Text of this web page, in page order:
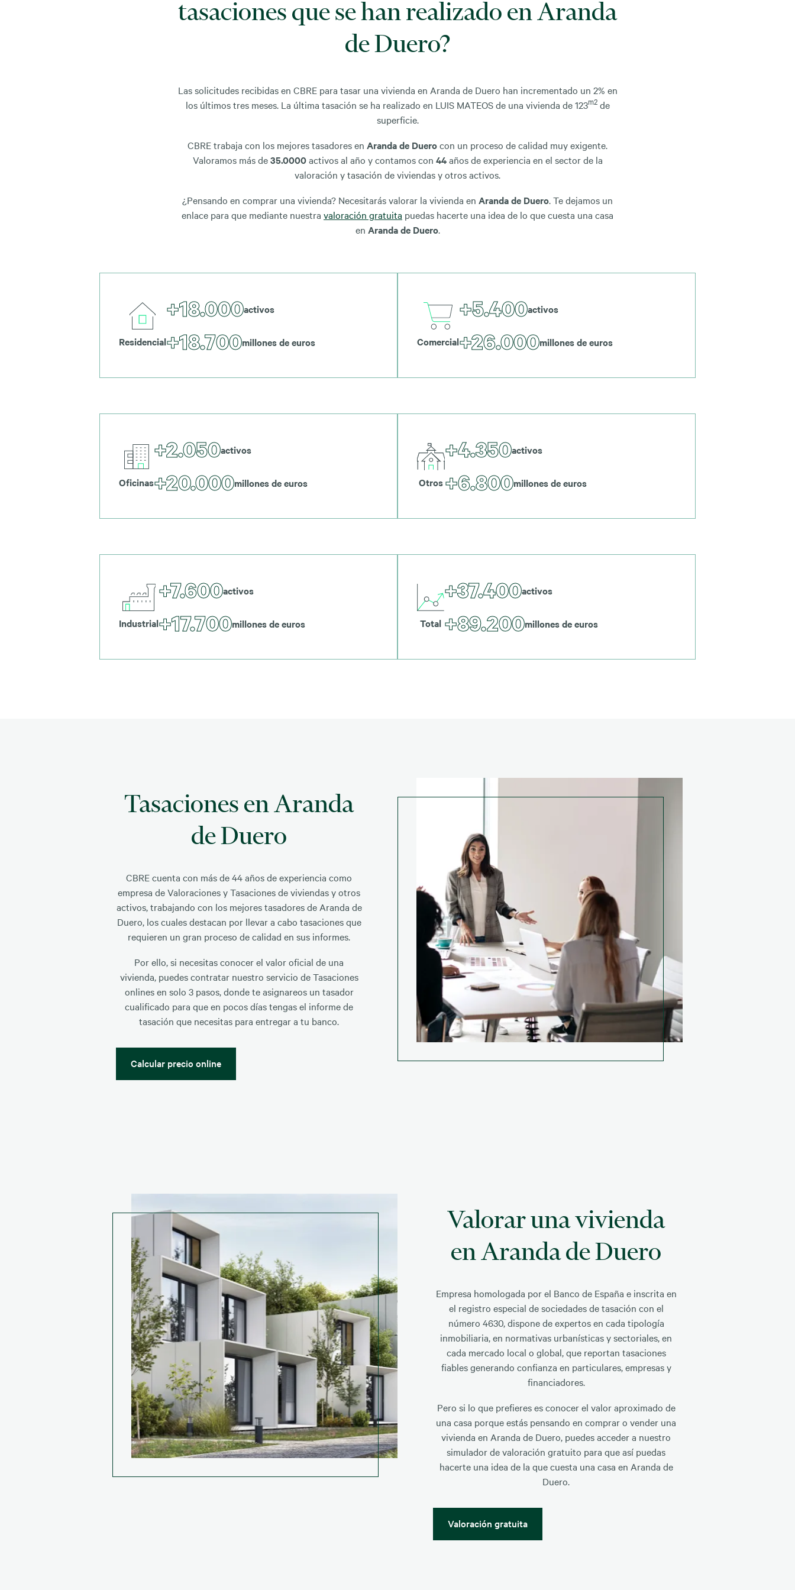
tasaciones que se han realizado en Aranda
de Duero?
Las solicitudes recibidas en CBRE para tasar una vivienda en Aranda de Duero han incrementado un 2% en
los últimos tres meses. La última tasación se ha realizado en LUIS MATEOS de una vivienda de 123m2de
superficie.
CBRE trabaja con los mejores tasadores en Aranda de Duerocon un proceso de calidad muy exigente.
Valoramos más de35.0000activos al año y contamos con 44años de experiencia en el sector de la
valoración y tasación de viviendas y otros activos.
¿Pensando en comprar una vivienda? Necesitarás valorar la vivienda en Aranda de Duero. Te dejamos un
enlace para que mediante nuestra valoración gratuita puedas hacerte una idea de lo que cuesta una casa
en Aranda de Duero.
Residencial
+18.000activos
+18.700millones de euros Comercial
+5.400activos
+26.000millones de euros
Oficinas
+2.050activos
+20.000millones de euros Otros
+4.350activos
+6.800millones de euros
Industrial
+7.600activos
+17.700millones de euros Total
+37.400activos
+89.200millones de euros
Tasaciones en Aranda
de Duero
CBRE cuenta con más de 44 años de experiencia como
empresa de Valoraciones y Tasaciones de viviendas y otros
activos, trabajando con los mejores tasadores de Aranda de
Duero, los cuales destacan por llevar a cabo tasaciones que
requieren un gran proceso de calidad en sus informes.
Por ello, si necesitas conocer el valor oficial de una
vivienda, puedes contratar nuestro servicio de Tasaciones
onlines en solo 3 pasos, donde te asignareos un tasador
cualificado para que en pocos días tengas el informe de
tasación que necesitas para entregar a tu banco.
Calcular precio online
Valorar una vivienda
en Aranda de Duero
Empresa homologada por el Banco de España e inscrita en
el registro especial de sociedades de tasación con el
número 4630, dispone de expertos en cada tipología
inmobiliaria, en normativas urbanísticas y sectoriales, en
cada mercado local o global, que reportan tasaciones
fiables generando confianza en particulares, empresas y
financiadores.
Pero si lo que prefieres es conocer el valor aproximado de
una casa porque estás pensando en comprar o vender una
vivienda en Aranda de Duero, puedes acceder a nuestro
simulador de valoración gratuito para que así puedas
hacerte una idea de la que cuesta una casa en Aranda de
Duero.
Valoración gratuita